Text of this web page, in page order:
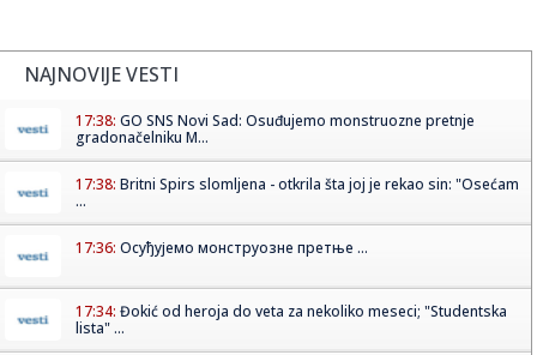
NAJNOVIJE VESTI
17:38: GO SNS Novi Sad: Osuđujemo monstruozne pretnje
gradonačelniku M...
17:38: Britni Spirs slomljena - otkrila šta joj je rekao sin: "Osećam
...
17:36: Осуђујемо монструозне претње ...
17:34: Đokić od heroja do veta za nekoliko meseci; "Studentska
lista" ...